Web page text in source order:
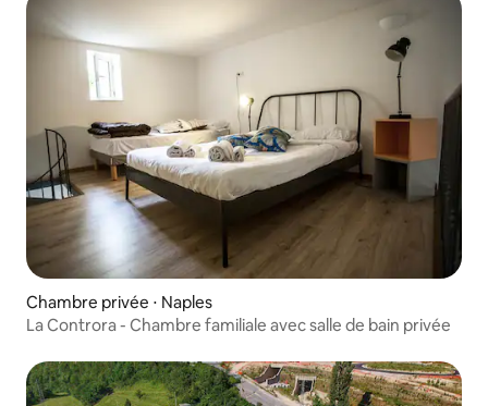
Chambre privée ⋅ Naples
La Controra - Chambre familiale avec salle de bain privée